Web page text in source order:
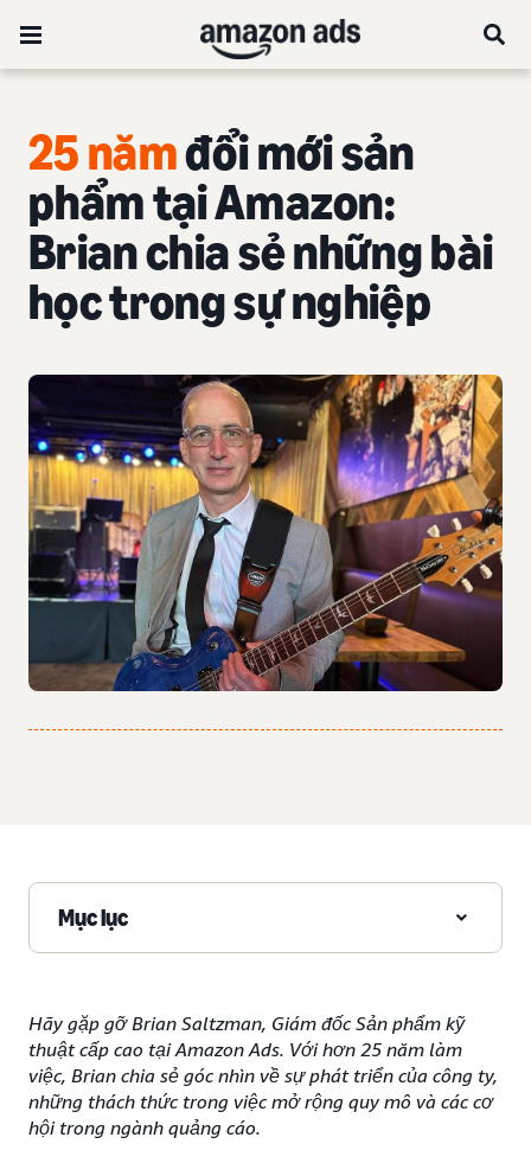
25 nămđổi mới sản
phẩm tại Amazon:
Brian chia sẻ những bài
học trong sự nghiệp
Mục lục
Hãy gặp gỡ Brian Saltzman, Giám đốc Sản phẩm kỹ
thuật cấp cao tại Amazon Ads. Với hơn 25 năm làm
việc, Brian chia sẻ góc nhìn về sự phát triển của công ty,
những thách thức trong việc mở rộng quy mô và các cơ
hội trong ngành quảng cáo.